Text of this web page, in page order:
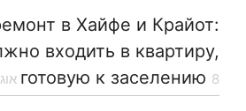
в Хайфе и Крайот:
входить в квартиру,
готовую к заселению 8 אוגוסט 2026, 14:22,